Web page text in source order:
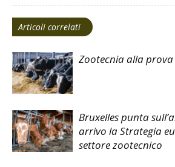
Articoli correlati
Zootecnia alla
Bruxelles punta
arrivo la Strategia
settore zootecnico